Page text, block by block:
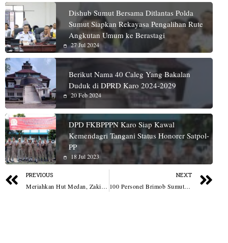
Dishub Sumut Bersama Ditlantas Polda
Sumut Siapkan Rekayasa Pengalihan Rute
Angkutan Umum ke Berastagi
27 Jul 2024
Berikut Nama 40 Caleg Yang Bakalan
Duduk di DPRD Karo 2024-2029
20 Feb 2024
DPD FKBPPPN Karo Siap Kawal
Kemendagri Tangani Status Honorer Satpol-
PP
18 Jul 2023
PREVIOUS
Meriahkan Hut Medan, Zakiyuddin Harahap Dukung Penuh Turnamen Padel Untuk Semua
NEXT
100 Personel Brimob Sumut Siaga Semalaman, Jaga Kondusivitas Wilayah dan Respons Cepat Aduan Masyarakat